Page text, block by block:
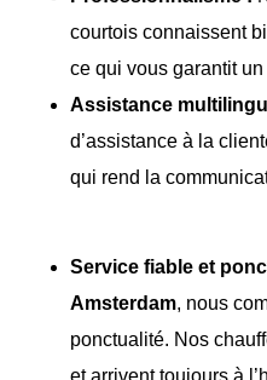
courtois connaissent
ce qui vous garantit
Assistance
d’assistance à la
qui rend la
Service fiable et
Amsterdam, nous
ponctualité. Nos